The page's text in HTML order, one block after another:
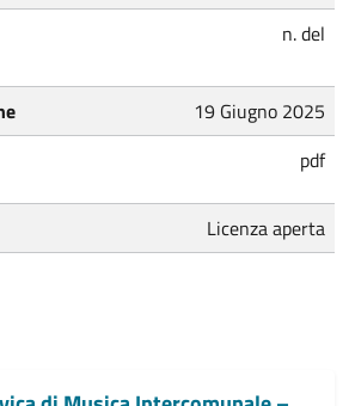
n. del
19 Giugno 2025
pdf
Licenza aperta